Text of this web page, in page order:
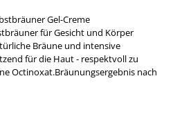
Gel-Creme
für Gesicht und Körper
Bräune und intensive
für die Haut - respektvoll zu
Octinoxat.Bräunungsergebnis nach